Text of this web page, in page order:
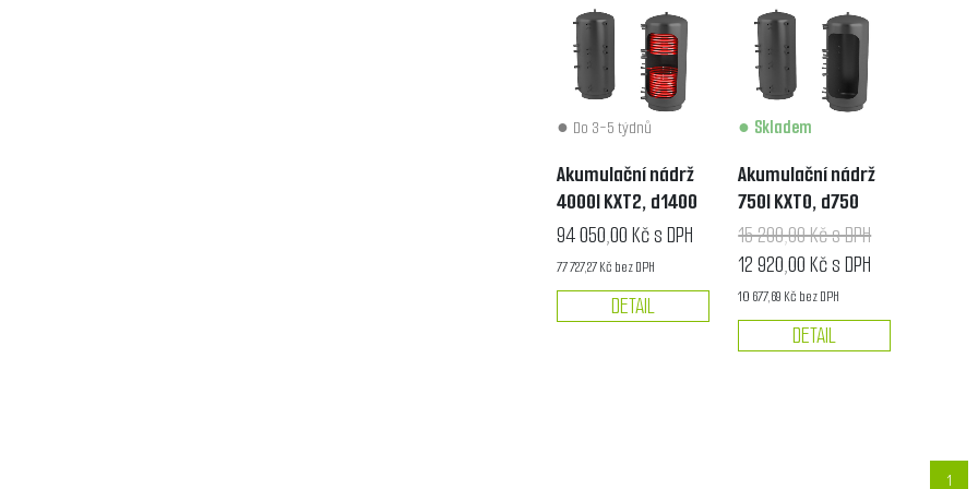
Do 3-5 týdnů
Akumulační nádrž
4000l KXT2, d1400
94 050,00 Kč s DPH
77 727,27 Kč bez DPH
DETAIL
Skladem
Akumulační nádrž
750l KXT0, d750
15 200,00 Kč s DPH
12 920,00 Kč s DPH
10 677,69 Kč bez DPH
DETAIL
1